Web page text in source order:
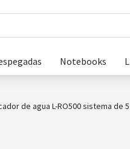
Notebooks
de agua L-RO500 sistema de